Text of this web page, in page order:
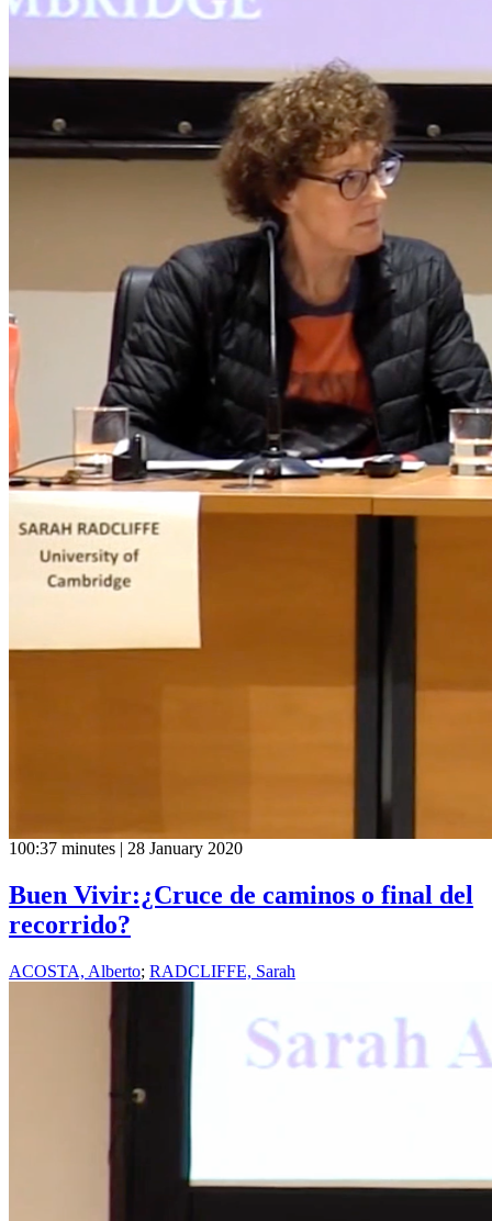
100:37 minutes | 28 January 2020
Buen Vivir:¿Cruce de caminos o final del
recorrido?
ACOSTA, Alberto; RADCLIFFE, Sarah